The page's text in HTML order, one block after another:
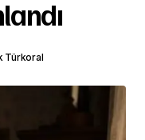
Türkoral